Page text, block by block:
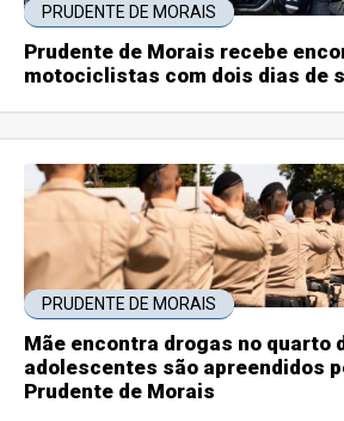
PRUDENTE DE MORAIS
Prudente de Morais recebe
motociclistas com dois dias de
PRUDENTE DE MORAIS
Mãe encontra drogas no quarto
adolescentes são apreendidos
Prudente de Morais